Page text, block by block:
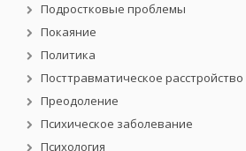
Подростковые проблемы
Покаяние
Политика
Посттравматическое расстройство
Преодоление
Психическое заболевание
Психология